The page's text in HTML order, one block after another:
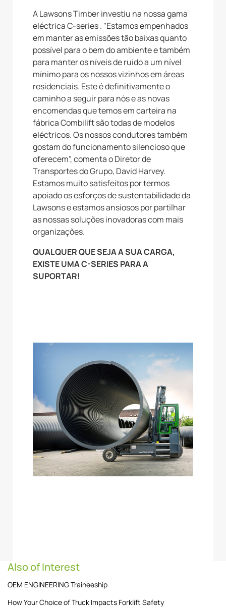
A Lawsons Timber investiu na nossa gama
eléctrica C-series . "Estamos empenhados
em manter as emissões tão baixas quanto
possível para o bem do ambiente e também
para manter os níveis de ruído a um nível
mínimo para os nossos vizinhos em áreas
residenciais. Este é definitivamente o
caminho a seguir para nós e as novas
encomendas que temos em carteira na
fábrica Combilift são todas de modelos
eléctricos. Os nossos condutores também
gostam do funcionamento silencioso que
oferecem", comenta o Diretor de
Transportes do Grupo, David Harvey.
Estamos muito satisfeitos por termos
apoiado os esforços de sustentabilidade da
Lawsons e estamos ansiosos por partilhar
as nossas soluções inovadoras com mais
organizações.
QUALQUER QUE SEJA A SUA CARGA,
EXISTE UMA C-SERIES PARA A
SUPORTAR!
Also of Interest
OEM ENGINEERING Traineeship
How Your Choice of Truck Impacts Forklift Safety